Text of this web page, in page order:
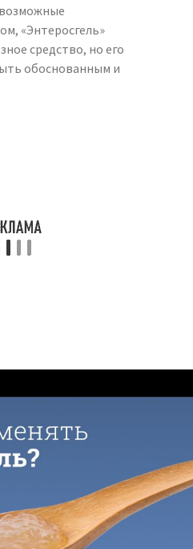
«Энтеросгель»
средство, но его
обоснованным и